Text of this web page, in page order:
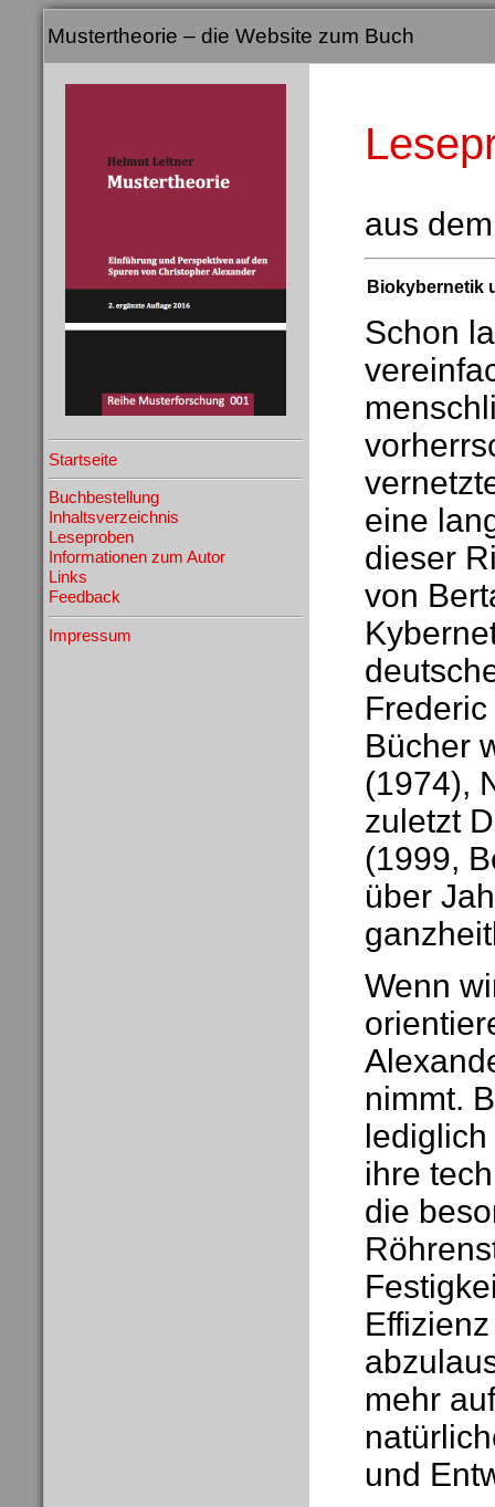
Mustertheorie – die Website zum Buch
Startseite
Buchbestellung
Inhaltsverzeichnis
Leseproben
Informationen zum Autor
Links
Feedback
Impressum
aus
Biokybernetik
Schon
eine
dieser
von
Bücher
(1974),
zuletzt
(1999,
über
Wenn
nimmt.
ihre
die
mehr
und